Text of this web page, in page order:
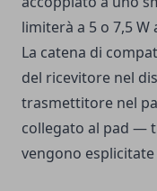
limiterà a 5 o 7,5
La catena di
del ricevitore nel
trasmettitore nel
collegato al pad —
vengono